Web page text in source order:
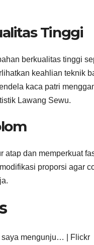
Tinggi
berkualitas tinggi
keahlian teknik
kaca patri
Lawang Sewu.
atap dan memperkuat
proporsi agar